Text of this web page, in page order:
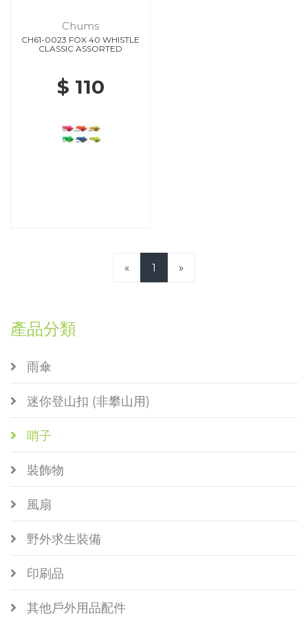
Chums
CH61-0023 FOX 40 WHISTLE
CLASSIC ASSORTED
$ 110
« 1 »
產品分類
雨傘
迷你登山扣 (非攀山用)
哨子
裝飾物
風扇
野外求生裝備
印刷品
其他戶外用品配件